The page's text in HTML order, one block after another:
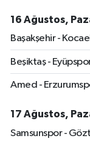
16 Ağustos,
Başakşehir -
Beşiktaş -
Amed -
17 Ağustos,
Samsunspor -